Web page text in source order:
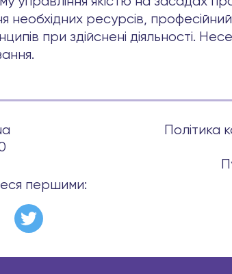
ресурсів,
при здійснені діяльності.
Політика
першими: